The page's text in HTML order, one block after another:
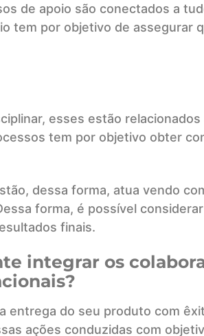
de apoio são conectados a
tem por objetivo de assegurar
esses estão
tem por objetivo obter
dessa forma, atua vendo
forma, é possível
finais.
integrar os
entrega do seu produto com
ações conduzidas com